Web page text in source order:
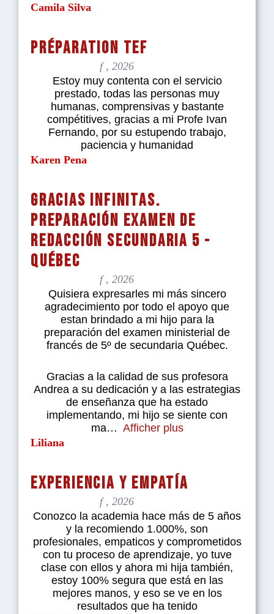
Camila Silva
Préparation TEF
f , 2026
Estoy muy contenta con el servicio
prestado, todas las personas muy
humanas, comprensivas y bastante
compétitives, gracias a mi Profe Ivan
Fernando, por su estupendo trabajo,
paciencia y humanidad
Karen Pena
Gracias infinitas.
Preparación examen de
redacción secundaria 5 -
Québec
f , 2026
Quisiera expresarles mi más sincero
agradecimiento por todo el apoyo que
estan brindado a mi hijo para la
preparación del examen ministerial de
francés de 5º de secundaria Québec.
Gracias a la calidad de sus profesora
Andrea a su dedicación y a las estrategias
de enseñanza que ha estado
implementando, mi hijo se siente con
ma
Afficher plus
Liliana
Experiencia y empatía
f , 2026
Conozco la academia hace más de 5 años
y la recomiendo 1.000%, son
profesionales, empaticos y comprometidos
con tu proceso de aprendizaje, yo tuve
clase con ellos y ahora mi hija también,
estoy 100% segura que está en las
mejores manos, y eso se ve en los
resultados que ha tenido